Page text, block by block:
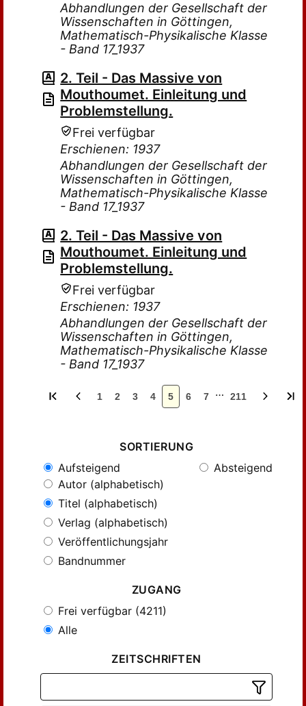
Abhandlungen der Gesellschaft der
Wissenschaften in Göttingen,
Mathematisch-Physikalische Klasse
- Band 17_1937
2. Teil - Das Massive von
Mouthoumet. Einleitung und
Problemstellung.
Frei verfügbar
Erschienen: 1937
Abhandlungen der Gesellschaft der
Wissenschaften in Göttingen,
Mathematisch-Physikalische Klasse
- Band 17_1937
2. Teil - Das Massive von
Mouthoumet. Einleitung und
Problemstellung.
Frei verfügbar
Erschienen: 1937
Abhandlungen der Gesellschaft der
Wissenschaften in Göttingen,
Mathematisch-Physikalische Klasse
- Band 17_1937
1 2 3 4 5 6 7 … 211
SORTIERUNG
Aufsteigend
Absteigend
Autor (alphabetisch)
Titel (alphabetisch)
Verlag (alphabetisch)
Veröffentlichungsjahr
Bandnummer
ZUGANG
Frei verfügbar (4211)
Alle
ZEITSCHRIFTEN